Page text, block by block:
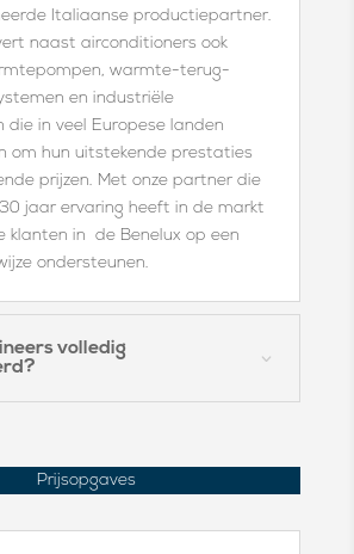
Italiaanse productiepartner.
naast airconditioners ook
warmte-terug-
en industriële
die in veel Europese landen
om hun uitstekende prestaties
prijzen. Met onze partner die
jaar ervaring heeft in de markt
klanten in de Benelux op een
ondersteunen.
volledig
Prijsopgaves